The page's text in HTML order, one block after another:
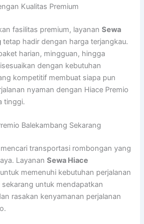
Kualitas Premium
fasilitas premium, layananSewa
tetap hadir dengan harga terjangkau.
harian, mingguan, hingga
dengan kebutuhan
kompetitif membuat siapa pun
nyaman dengan Hiace Premio
tinggi.
Balekambang Sekarang
transportasi rombongan yang
LayananSewa Hiace
memenuhi kebutuhan perjalanan
untuk mendapatkan
rasakan kenyamanan perjalanan